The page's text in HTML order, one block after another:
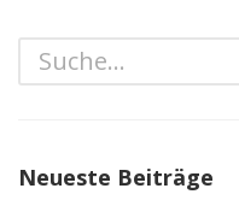
Neueste Beiträge